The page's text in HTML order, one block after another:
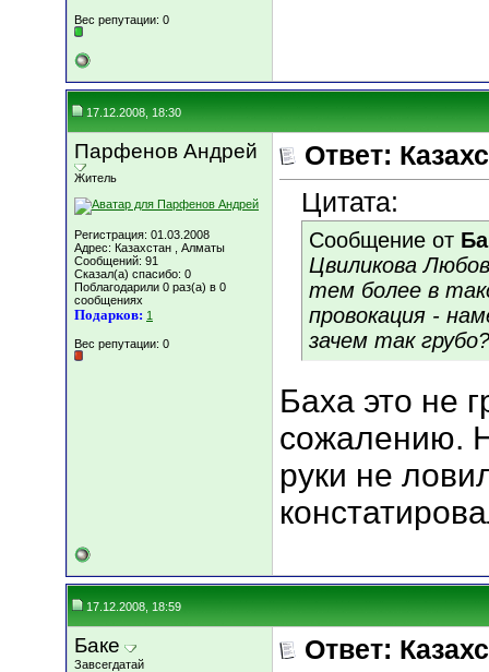
Вес репутации: 0
17.12.2008, 18:30
Парфенов Андрей
Житель
Регистрация: 01.03.2008
Адрес: Казахстан , Алматы
Сообщений: 91
Сказал(а) спасибо: 0
Поблагодарили 0 раз(а) в 0
сообщениях
Подарков: 1
Вес репутации: 0
Ответ:
Цитата:
Сообщение от
Цвиликова
тем более в
провокация -
зачем так грубо?
Баха это не
сожалению.
руки не
17.12.2008, 18:59
Баке
Завсегдатай
Ответ: